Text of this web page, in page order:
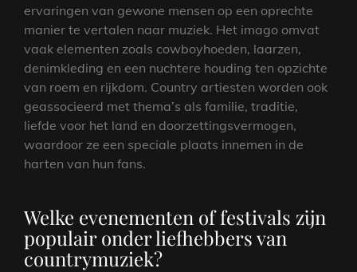
ervaringen van gewone mensen op een oprechte
manier te vertalen naar muziek. Het imago omvat
vaak elementen zoals cowboyhoeden, laarzen,
denimkleding en een nuchtere houding ten opzichte
van roem en rijkdom. Country artiesten worden ook
geassocieerd met thema’s als familie, traditie,
liefde voor het land en doorzettingsvermogen,
waardoor ze een speciale plaats innemen in de
harten van hun fans.
Welke evenementen of festivals zijn
populair onder liefhebbers van
countrymuziek?